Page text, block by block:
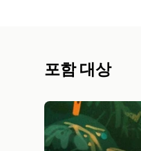
포함 대상